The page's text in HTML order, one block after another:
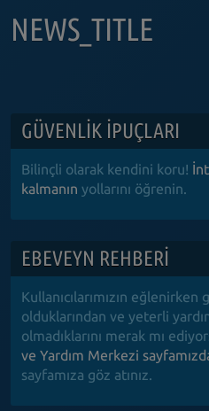
NEWS_TITLE
GÜVENLIK IPUÇLARI
Bilinçli olarak kendini koru!
kalmanın yollarını öğrenin.
EBEVEYN REHBERI
Kullanıcılarımızın
olduklarından ve yeterli
olmadıklarını merak mı
ve Yardım Merkezi
sayfamıza göz atınız.